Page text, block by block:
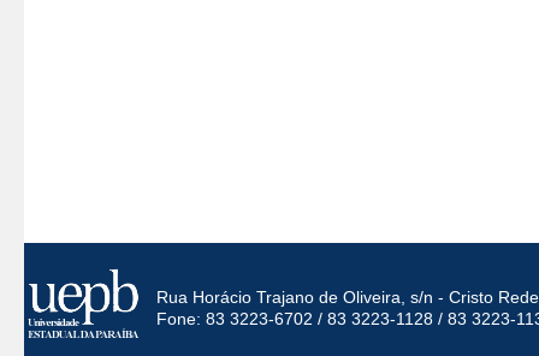
Rua Horácio Trajano de Oliveira, s/n - Cristo
Fone: 83 3223-6702 / 83 3223-1128 / 83 3223-